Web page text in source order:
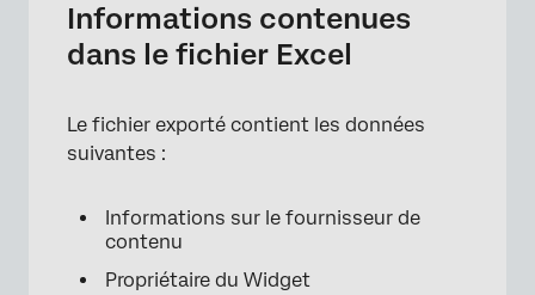
Informations contenues
dans le fichier Excel
Le fichier exporté contient les données
suivantes :
Informations sur le fournisseur de
contenu
Propriétaire du Widget